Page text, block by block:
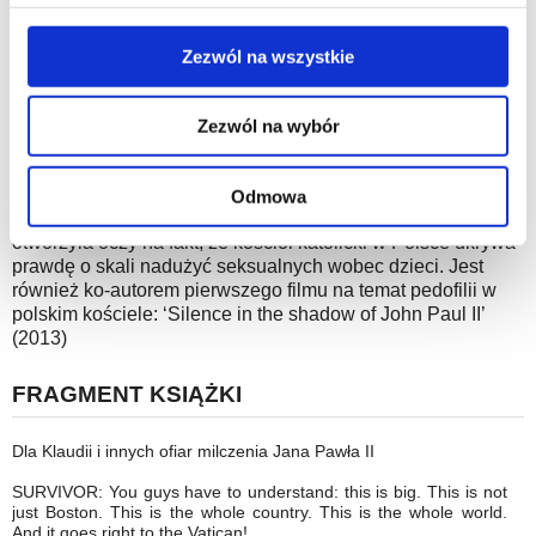
lewym dolnym rogu strony.
Więcej informacji o korzystaniu przez nas z plików
cookies oraz o przetwarzaniu Twoich danych
osobowych, w tym o przysługujących Ci uprawnieniach,
znajdziesz w naszejPolityce prywatności.
Zezwól na wszystkie
Zezwól na wybór
Odmowa
społeczeństwo – autorytarne, zastraszone i przemocowe. W
tym, niezamierzonym, znaczeniu Jan Paweł II miał rację,
odpowiedzialność za molestowanie dzieci w Kościele.
Centralnej dla gazety Trouw i innych niderlandzkich
mediów. Już w 2013 roku ukazała się jego książka ‘Lękajcie
się; ofiary pedofilii w polskim kościele mówią’, która
otworzyła oczy na fakt, że kościół katolicki w Polsce ukrywa
prawdę o skali nadużyć seksualnych wobec dzieci. Jest
również ko-autorem pierwszego filmu na temat pedofilii w
polskim kościele: ‘Silence in the shadow of John Paul II’
(2013)
FRAGMENT KSIĄŻKI
Dla Klaudii i innych ofiar milczenia Jana Pawła II
SURVIVOR: You guys have to understand: this is big. This is not
just Boston. This is the whole country. This is the whole world.